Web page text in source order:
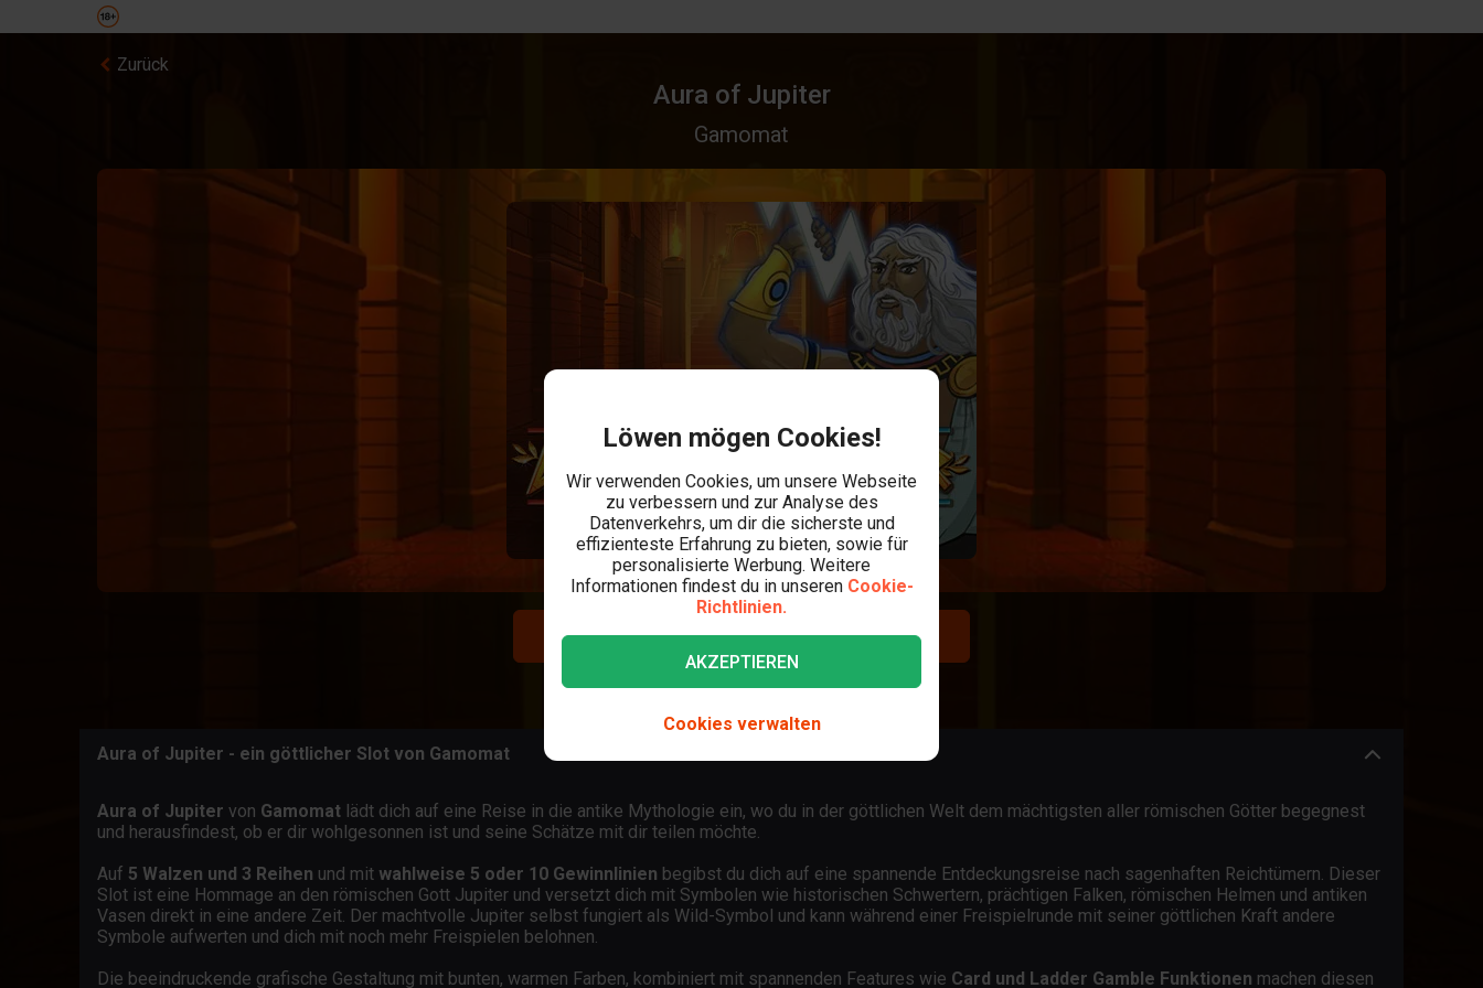
Zurück
Aura of Jupiter
Gamomat
REGISTRIEREN
Aura of Jupiter - ein göttlicher Slot von Gamomat
Aura of Jupiter von Gamomat lädt dich auf eine Reise in die antike Mythologie ein, wo du in der göttlichen Welt dem mächtigsten aller römischen Götter begegnest
und herausfindest, ob er dir wohlgesonnen ist und seine Schätze mit dir teilen möchte.
Auf 5 Walzen und 3 Reihen und mit wahlweise 5 oder 10 Gewinnlinien begibst du dich auf eine spannende Entdeckungsreise nach sagenhaften Reichtümern. Dieser
Slot ist eine Hommage an den römischen Gott Jupiter und versetzt dich mit Symbolen wie historischen Schwertern, prächtigen Falken, römischen Helmen und antiken
Vasen direkt in eine andere Zeit. Der machtvolle Jupiter selbst fungiert als Wild-Symbol und kann während einer Freispielrunde mit seiner göttlichen Kraft andere
Symbole aufwerten und dich mit noch mehr Freispielen belohnen.
Die beeindruckende grafische Gestaltung mit bunten, warmen Farben, kombiniert mit spannenden Features wie Card und Ladder Gamble Funktionen machen diesen
Löwen mögen Cookies!
Wir verwenden Cookies, um unsere Webseite
zu verbessern und zur Analyse des
Datenverkehrs, um dir die sicherste und
effizienteste Erfahrung zu bieten, sowie für
personalisierte Werbung. Weitere
Informationen findest du in unseren Cookie-
Richtlinien.
AKZEPTIEREN
Cookies verwalten